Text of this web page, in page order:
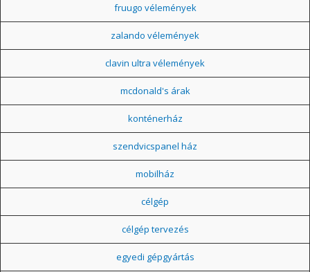
fruugo vélemények
zalando vélemények
clavin ultra vélemények
mcdonald's árak
konténerház
szendvicspanel ház
mobilház
célgép
célgép tervezés
egyedi gépgyártás